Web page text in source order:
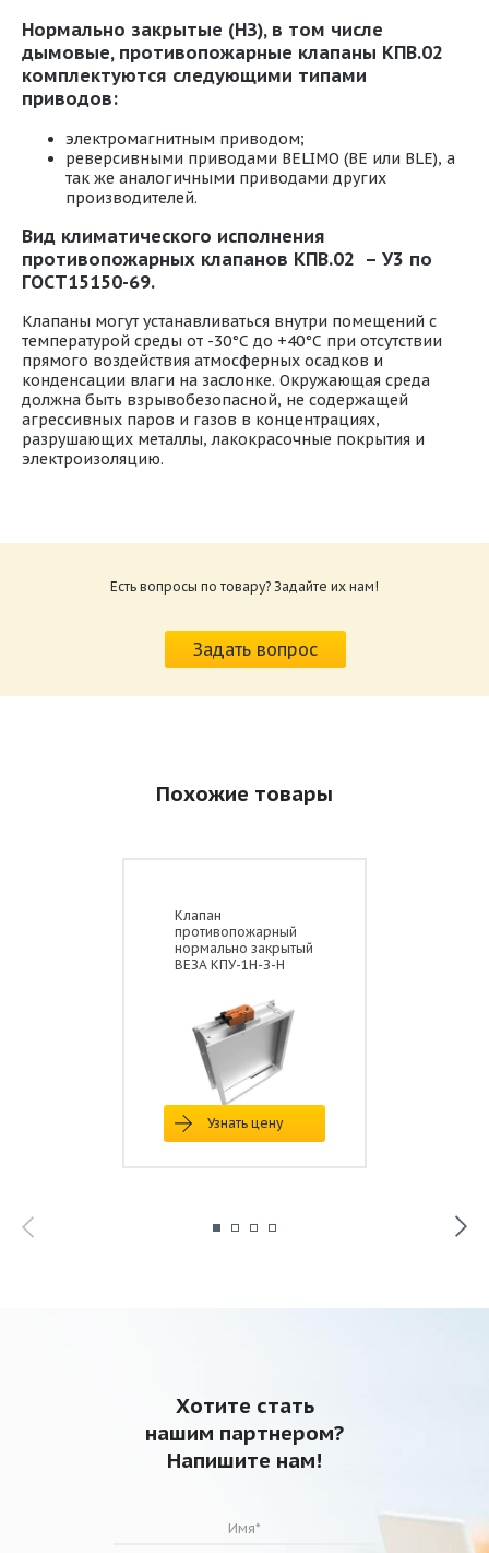
Нормально закрытые (НЗ), в том числе
дымовые, противопожарные клапаны КПВ.02
комплектуются следующими типами
приводов:
электромагнитным приводом;
реверсивными приводами BELIMO (BE или BLE), а
так же аналогичными приводами других
производителей.
Вид климатического исполнения
противопожарных клапанов КПВ.02 – У3 по
ГОСТ15150-69.
Клапаны могут устанавливаться внутри помещений с
температурой среды от -30°С до +40°С при отсутствии
прямого воздействия атмосферных осадков и
конденсации влаги на заслонке. Окружающая среда
должна быть взрывобезопасной, не содержащей
агрессивных паров и газов в концентрациях,
разрушающих металлы, лакокрасочные покрытия и
электроизоляцию.
Есть вопросы по товару? Задайте их нам!
Задать вопрос
Похожие товары
Клапан
противопожарный
нормально закрытый
ВЕЗА КПУ-1Н-З-Н
Узнать цену
Хотите стать
нашим партнером?
Напишите нам!